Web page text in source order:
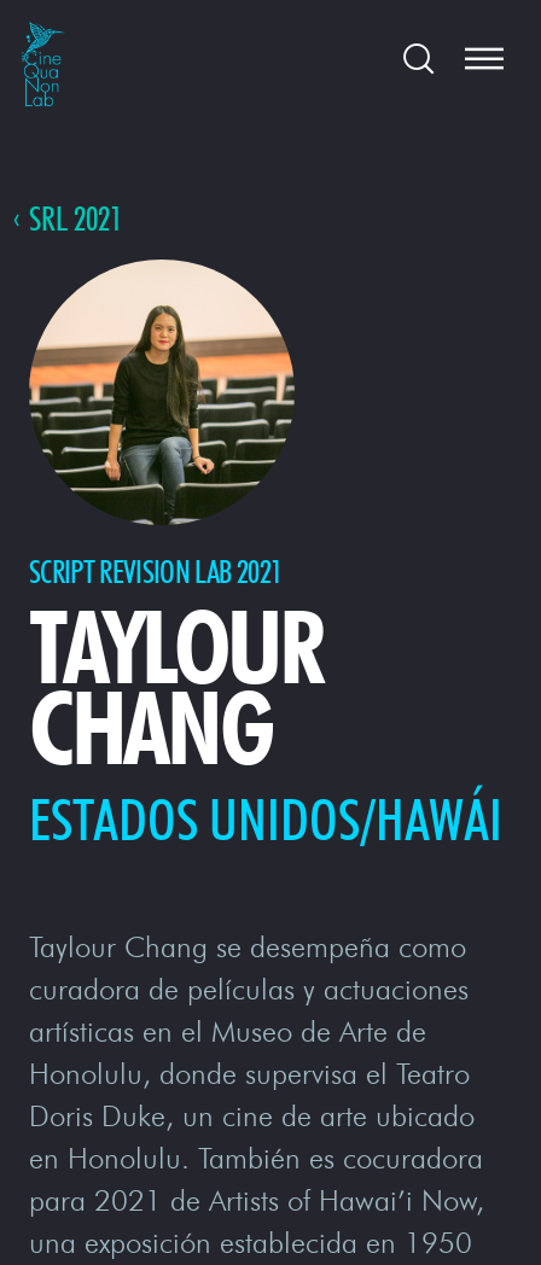
SRL 2021
SCRIPT REVISION LAB 2021
TAYLOUR
CHANG
ESTADOS UNIDOS/HAWÁI
Taylour Chang se desempeña como
curadora de películas y actuaciones
artísticas en el Museo de Arte de
Honolulu, donde supervisa el Teatro
Doris Duke, un cine de arte ubicado
en Honolulu. También es cocuradora
para 2021 de Artists of Hawai’i Now,
una exposición establecida en 1950